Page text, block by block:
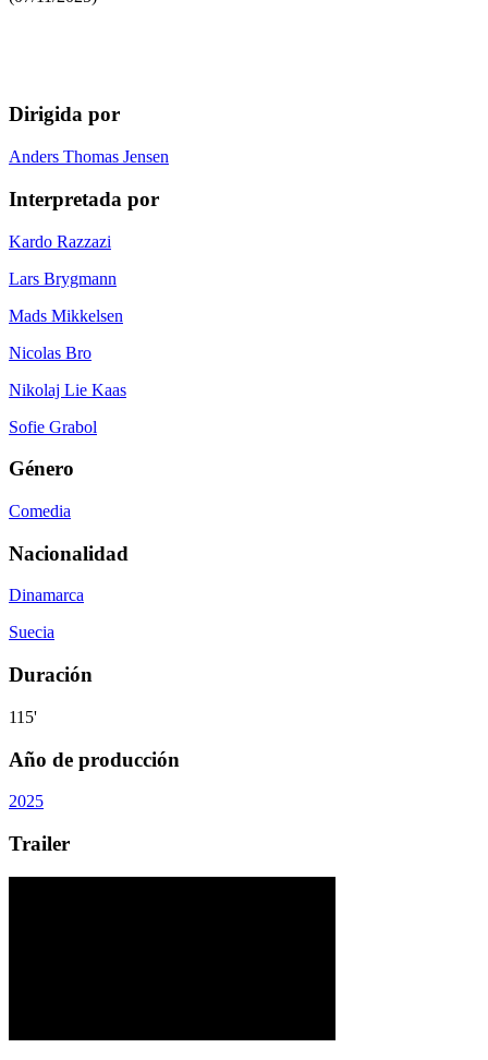
Dirigida por
Anders Thomas Jensen
Interpretada por
Kardo Razzazi
Lars Brygmann
Mads Mikkelsen
Nicolas Bro
Nikolaj Lie Kaas
Sofie Grabol
Género
Comedia
Nacionalidad
Dinamarca
Suecia
Duración
115'
Año de producción
2025
Trailer